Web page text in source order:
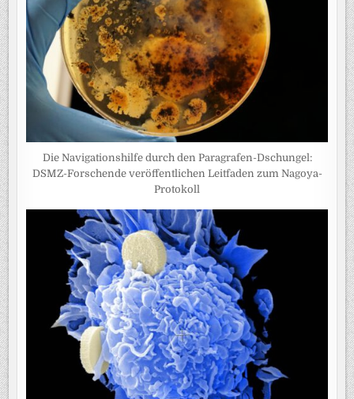
Die Navigationshilfe durch den Paragrafen-Dschungel:
DSMZ-Forschende veröffentlichen Leitfaden zum Nagoya-
Protokoll